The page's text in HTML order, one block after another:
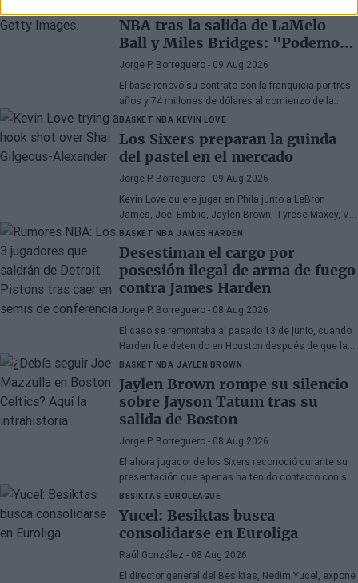
NBA tras la salida de LaMelo
Ball y Miles Bridges: "Podemos
sorprender a mucha gente"
Jorge P. Borreguero - 09 Aug 2026
El base renovó su contrato con la franquicia por tres
años y 74 millones de dólares al comienzo de la
pretemporada y afronta el nuevo curso con confianza
BASKET NBA KEVIN LOVE
Los Sixers preparan la guinda
del pastel en el mercado
Jorge P. Borreguero - 09 Aug 2026
Kevin Love quiere jugar en Phila junto a LeBron
James, Joel Embiid, Jaylen Brown, Tyrese Maxey, VJ
Edgecombe, Anfernee Simons y compañía
BASKET NBA JAMES HARDEN
Desestiman el cargo por
posesión ilegal de arma de fuego
contra James Harden
Jorge P. Borreguero - 08 Aug 2026
El caso se remontaba al pasado 13 de junio, cuando
Harden fue detenido en Houston después de que la
policía encontrara una pistola en su vehículo
BASKET NBA JAYLEN BROWN
Jaylen Brown rompe su silencio
sobre Jayson Tatum tras su
salida de Boston
Jorge P. Borreguero - 08 Aug 2026
El ahora jugador de los Sixers reconoció durante su
presentación que apenas ha tenido contacto con su
antiguo compañero
BESIKTAS EUROLEAGUE
Yucel: Besiktas busca
consolidarse en Euroliga
Raúl González - 08 Aug 2026
El director general del Besiktas, Nedim Yucel, expone